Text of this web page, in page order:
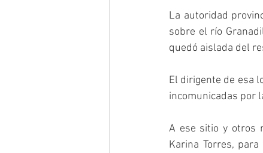
La autoridad
sobre el río
quedó aislada del
El dirigente de esa
incomunicadas por
A ese sitio y otros
Karina Torres,